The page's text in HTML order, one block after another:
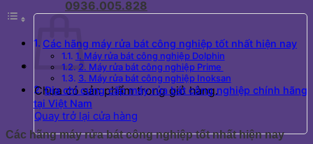
0936.005.828
Chưa có sản phẩm trong giỏ hàng.
Quay trở lại cửa hàng
Các hãng máy rửa bát công nghiệp tốt nhất hiện nay
1. Máy rửa bát công nghiệp Dolphin
2. Máy rửa bát công nghiệp Prime
3. Máy rửa bát công nghiệp Inoksan
Địa chỉ cung cấp máy rửa bát công nghiệp chính hãng
tại Việt Nam
Các hãng máy rửa bát công nghiệp tốt nhất hiện nay